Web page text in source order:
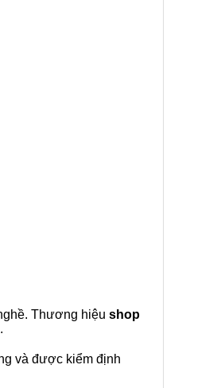
Thương hiệu shop
và được kiểm định